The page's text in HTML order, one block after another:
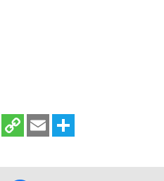
Reddit
Copy
Link
Email